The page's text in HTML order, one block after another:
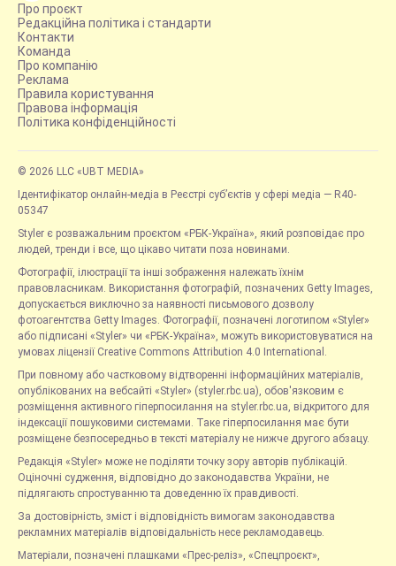
Про проєкт
Редакційна політика і стандарти
Контакти
Команда
Про компанію
Реклама
Правила користування
Правова інформація
Політика конфіденційності
© 2026 LLC «UBT MEDIA»
Ідентифікатор онлайн-медіа в Реєстрі суб’єктів у сфері медіа — R40-
05347
Styler є розважальним проєктом «РБК-Україна», який розповідає про
людей, тренди і все, що цікаво читати поза новинами.
Фотографії, ілюстрації та інші зображення належать їхнім
правовласникам. Використання фотографій, позначених Getty Images,
допускається виключно за наявності письмового дозволу
фотоагентства Getty Images. Фотографії, позначені логотипом «Styler»
або підписані «Styler» чи «РБК-Україна», можуть використовуватися на
умовах ліцензії Creative Commons Attribution 4.0 International.
При повному або частковому відтворенні інформаційних матеріалів,
опублікованих на вебсайті «Styler» (styler.rbc.ua), обов'язковим є
розміщення активного гіперпосилання на styler.rbc.ua, відкритого для
індексації пошуковими системами. Таке гіперпосилання має бути
розміщене безпосередньо в тексті матеріалу не нижче другого абзацу.
Редакція «Styler» може не поділяти точку зору авторів публікацій.
Оціночні судження, відповідно до законодавства України, не
підлягають спростуванню та доведенню їх правдивості.
За достовірність, зміст і відповідність вимогам законодавства
рекламних матеріалів відповідальність несе рекламодавець.
Матеріали, позначені плашками «Прес-реліз», «Спецпроєкт»,